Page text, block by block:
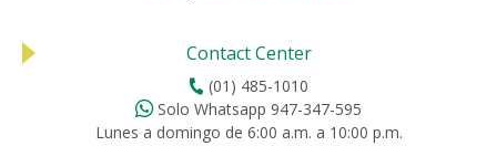
Contact Center
(01) 485-1010
Solo Whatsapp 947-347-595
Lunes a domingo de 6:00 a.m. a 10:00 p.m.